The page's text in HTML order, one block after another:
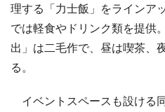
理する「力士飯」をラインア
では軽食やドリンク類を提供
出」は二毛作で、昼は喫茶、
る。
イベントスペースも設ける